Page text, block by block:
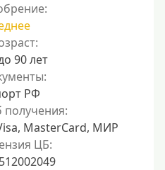
90 лет
РФ
получения:
MasterCard, МИР
ЦБ: